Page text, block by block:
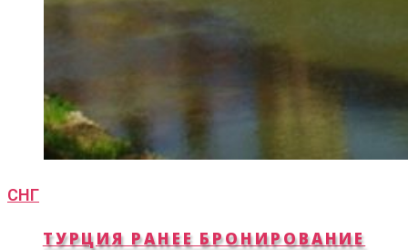
СНГ
ТУРЦИЯ РАНЕЕ БРОНИРОВАНИЕ